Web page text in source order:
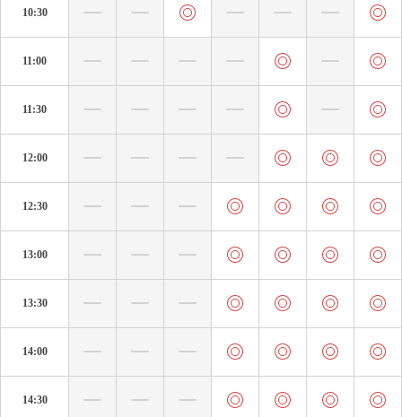
10:30
11:00
11:30
12:00
12:30
13:00
13:30
14:00
14:30